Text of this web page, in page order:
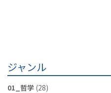
ジャンル
01_哲学 (28)